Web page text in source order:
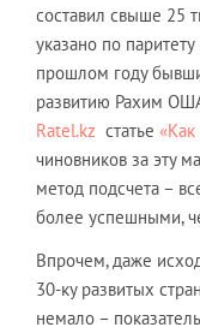
составил свыше 25
указано по
прошлом году
развитию Рахим
Ratel.kz статье
чиновников за эту
метод подсчета –
более успешными,
Впрочем, даже
30-ку развитых
немало –